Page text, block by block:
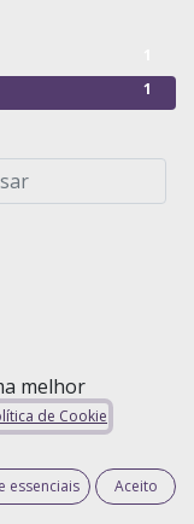
1
melhor
de Cookie
essenciais Aceito